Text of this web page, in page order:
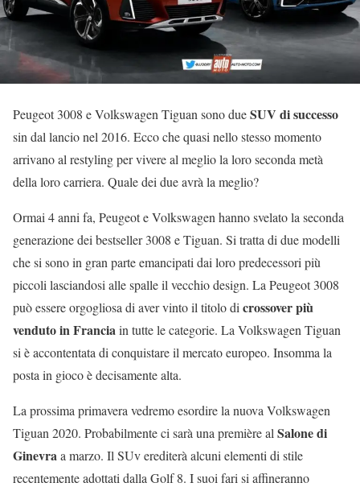
Peugeot 3008 e Volkswagen Tiguan sono dueSUV di successo
sin dal lancio nel 2016. Ecco che quasi nello stesso momento
arrivano al restyling per vivere al meglio la loro seconda metà
della loro carriera. Quale dei due avrà la meglio?
Ormai 4 anni fa, Peugeot e Volkswagen hanno svelato la seconda
generazione dei bestseller 3008 e Tiguan. Si tratta di due modelli
che si sono in gran parte emancipati dai loro predecessori più
piccoli lasciandosi alle spalle il vecchio design. La Peugeot 3008
può essere orgogliosa di aver vinto il titolo dicrossover più
venduto in Franciain tutte le categorie. La Volkswagen Tiguan
si è accontentata di conquistare il mercato europeo. Insomma la
posta in gioco è decisamente alta.
La prossima primavera vedremo esordire la nuova Volkswagen
Tiguan 2020. Probabilmente ci sarà una première alSalone di
Ginevraa marzo. Il SUv erediterà alcuni elementi di stile
recentemente adottati dalla Golf 8. I suoi fari si affineranno